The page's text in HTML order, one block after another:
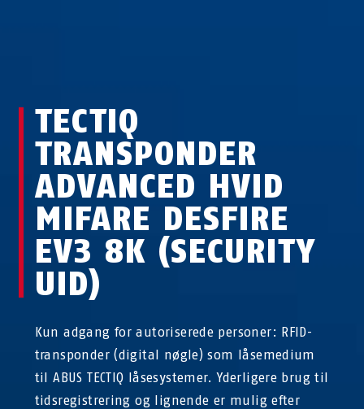
TECTIQ
TRANSPONDER
ADVANCED HVID
MIFARE DESFIRE
EV3 8K (SECURITY
UID)
Kun adgang for autoriserede personer: RFID-
transponder (digital nøgle) som låsemedium
til ABUS TECTIQ låsesystemer. Yderligere brug til
tidsregistrering og lignende er mulig efter